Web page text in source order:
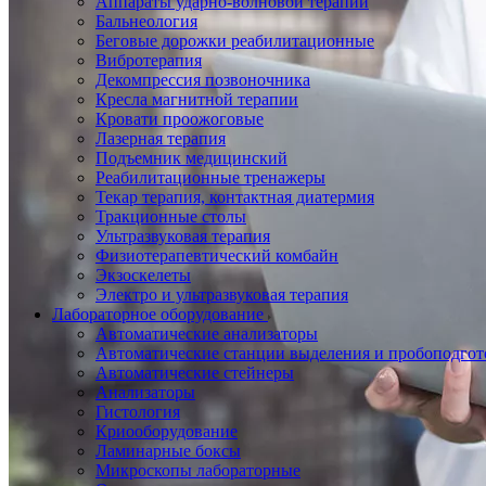
Бальнеология
Беговые дорожки реабилитационные
Вибротерапия
Декомпрессия позвоночника
Кресла магнитной терапии
Кровати проожоговые
Лазерная терапия
Подъемник медицинский
Реабилитационные тренажеры
Текар терапия, контактная диатермия
Тракционные столы
Ультразвуковая терапия
Физиотерапевтический комбайн
Экзоскелеты
Электро и ультразвуковая терапия
Лабораторное оборудование
Автоматические анализаторы
Автоматические станции выделения и
Автоматические стейнеры
Анализаторы
Гистология
Криооборудование
Ламинарные боксы
Микроскопы лабораторные